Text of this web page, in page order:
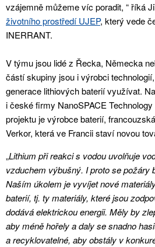
vzájemně můžeme víc poradit, “ říká
životního prostředí UJEP, který vede
INERRANT.
V týmu jsou lidé z Řecka, Německa
částí skupiny jsou i výrobci
generace lithiových baterií využívat.
i české firmy NanoSPACE
projektu je výrobce baterií,
Verkor, která ve Francii staví novou
„Lithium při reakci s vodou uvolňuje
vzduchem výbušný. I proto se požáry
Naším úkolem je vyvíjet nové
baterií, tj. ty materiály, které jsou
dodává elektrickou energii. Měly by
aby méně hořely a daly se snadno
a recyklovatelné, aby obstály v